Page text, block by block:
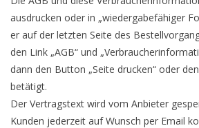
ausdrucken oder in „wiedergabefähiger
er auf der letzten Seite des
den Link „AGB“ und
dann den Button „Seite drucken“ oder
betätigt.
Der Vertragstext wird vom Anbieter
Kunden jederzeit auf Wunsch per Email